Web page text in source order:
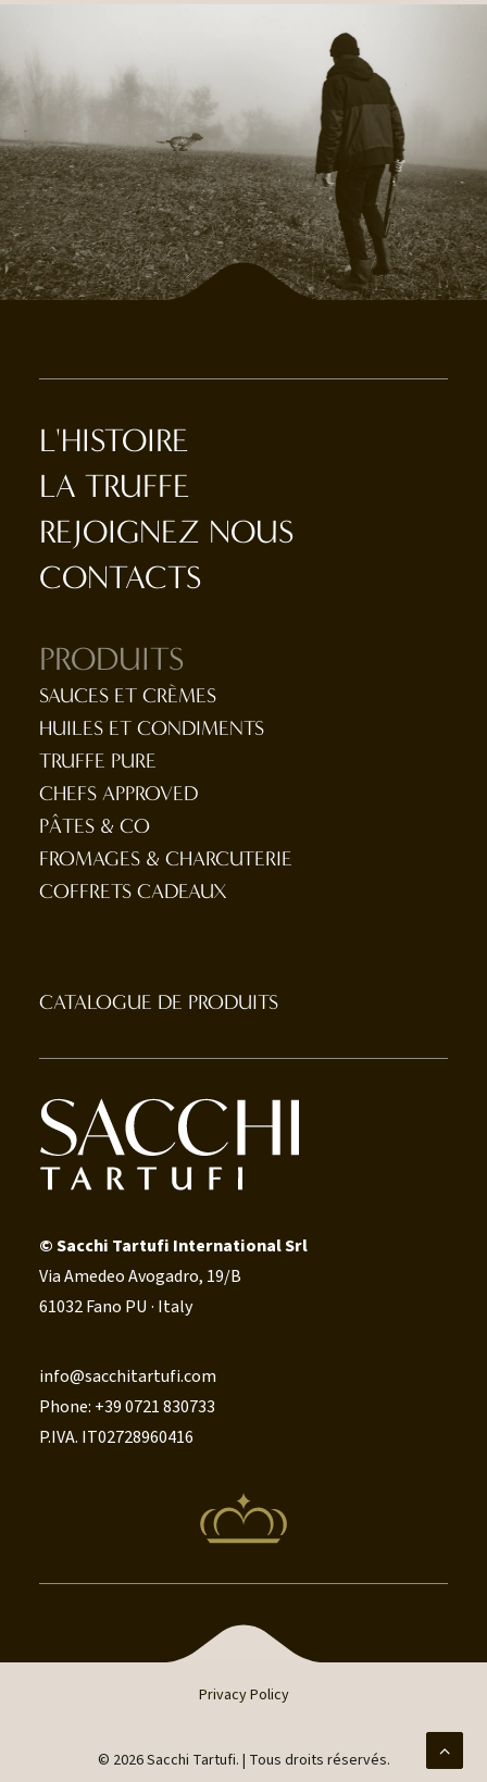
L'HISTOIRE
LA TRUFFE
REJOIGNEZ NOUS
CONTACTS
PRODUITS
SAUCES ET CRÈMES
HUILES ET CONDIMENTS
TRUFFE PURE
CHEFS APPROVED
PÂTES & CO
FROMAGES & CHARCUTERIE
COFFRETS CADEAUX
CATALOGUE DE PRODUITS
© Sacchi Tartufi International Srl
Via Amedeo Avogadro, 19/B
61032 Fano PU · Italy
info@sacchitartufi.com
Phone: +39 0721 830733
P.IVA. IT02728960416
© 2026 Sacchi Tartufi. | Tous droits réservés.
Privacy Policy